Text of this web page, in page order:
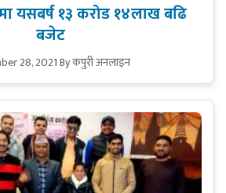
यसबर्ष १३ करोड १४लाख बढि
बजेट
28, 2021By कपुरी अनलाइन